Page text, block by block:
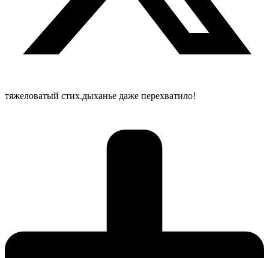
тяжеловатый стих.дыханье даже перехватило!